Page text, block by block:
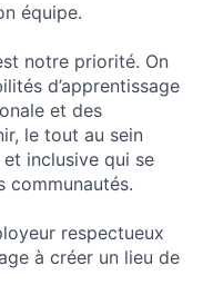
équipe.
notre priorité. On
d’apprentissage
et des
le tout au sein
inclusive qui se
communautés.
respectueux
à créer un lieu de